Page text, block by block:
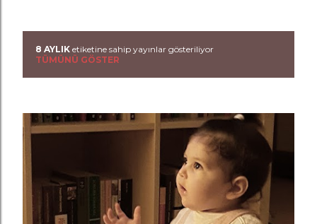
K
y
ı
t
8 AYLIK etiketine sahip yayınlar gösteriliyor
TÜMÜNÜ GÖSTER